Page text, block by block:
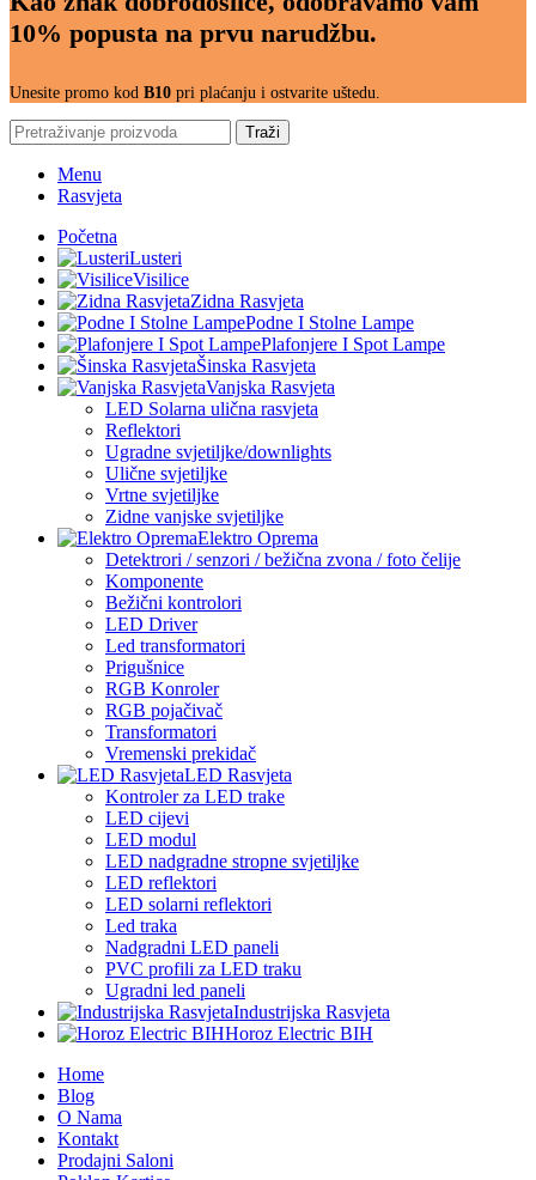
10% popusta na prvu narudžbu.
Unesite promo kod B10 pri plaćanju i ostvarite uštedu.
Traži
Menu
Rasvjeta
Početna
Lusteri
Visilice
Zidna Rasvjeta
Podne I Stolne Lampe
Plafonjere I Spot Lampe
Šinska Rasvjeta
Vanjska Rasvjeta
LED Solarna ulična rasvjeta
Reflektori
Ugradne svjetiljke/downlights
Ulične svjetiljke
Vrtne svjetiljke
Zidne vanjske svjetiljke
Elektro Oprema
Detektrori / senzori / bežična zvona / foto čelije
Komponente
Bežični kontrolori
LED Driver
Led transformatori
Prigušnice
RGB Konroler
RGB pojačivač
Transformatori
Vremenski prekidač
LED Rasvjeta
Kontroler za LED trake
LED cijevi
LED modul
LED nadgradne stropne svjetiljke
LED reflektori
LED solarni reflektori
Led traka
Nadgradni LED paneli
PVC profili za LED traku
Ugradni led paneli
Industrijska Rasvjeta
Horoz Electric BIH
Home
Blog
O Nama
Kontakt
Prodajni Saloni